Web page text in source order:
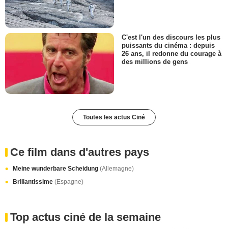
C'est l'un des discours les plus
puissants du cinéma : depuis
26 ans, il redonne du courage à
des millions de gens
Toutes les actus Ciné
Ce film dans d'autres pays
Meine wunderbare Scheidung (Allemagne)
Brillantissime (Espagne)
Top actus ciné de la semaine